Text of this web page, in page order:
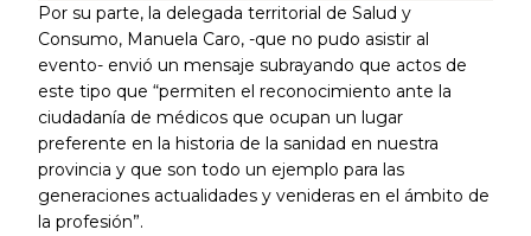
Por su parte, la delegada territorial de Salud y
Consumo, Manuela Caro, -que no pudo asistir al
evento- envió un mensaje subrayando que actos de
este tipo que “permiten el reconocimiento ante la
ciudadanía de médicos que ocupan un lugar
preferente en la historia de la sanidad en nuestra
provincia y que son todo un ejemplo para las
generaciones actualidades y venideras en el ámbito de
la profesión”.